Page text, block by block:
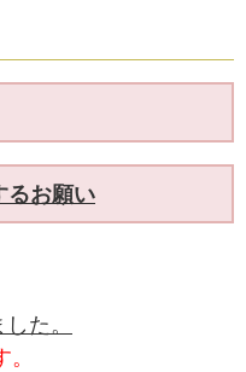
るお願い
た。